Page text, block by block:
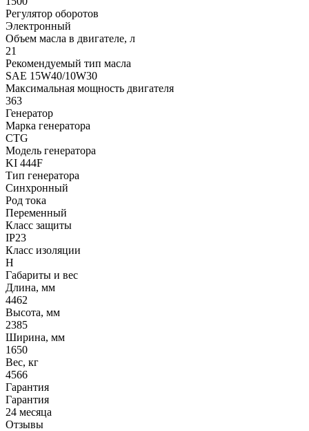
Регулятор оборотов
Электронный
Объем масла в двигателе, л
21
Рекомендуемый тип масла
SAE 15W40/10W30
Максимальная мощность двигателя
363
Генератор
Марка генератора
CTG
Модель генератора
KI 444F
Тип генератора
Синхронный
Род тока
Переменный
Класс защиты
IP23
Класс изоляции
Н
Габариты и вес
Длина, мм
4462
Высота, мм
2385
Ширина, мм
1650
Вес, кг
4566
Гарантия
Гарантия
24 месяца
Отзывы